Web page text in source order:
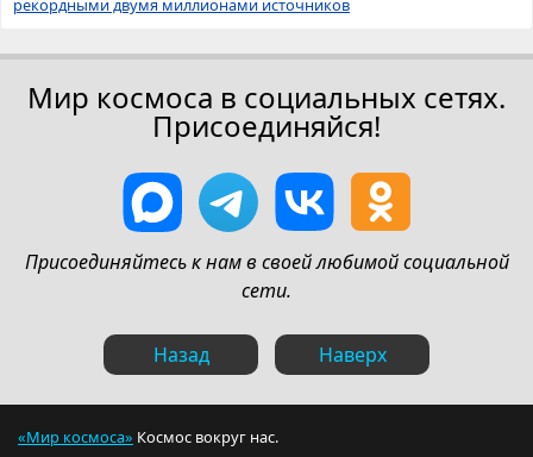
рекордными двумя миллионами источников
Мир космоса в социальных сетях.
Присоединяйся!
Присоединяйтесь к нам в своей любимой социальной
сети.
Назад Наверх
«Мир космоса» Космос вокруг нас.